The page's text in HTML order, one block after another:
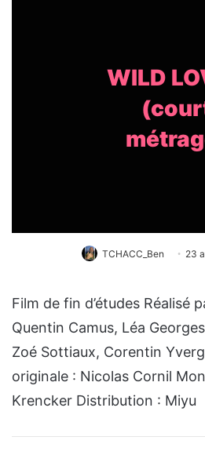
WILD
TCHACC_Ben 23
Film de fin d’études Réalisé
Quentin Camus, Léa
Zoé Sottiaux, Corentin
originale : Nicolas Cornil
Krencker Distribution : Miyu